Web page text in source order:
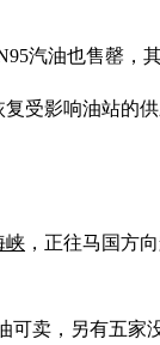
汽油也售罄，
受影响油站的供
峡 ，正往马国方
卖，另有五家